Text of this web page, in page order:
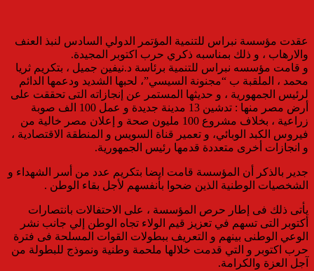
عقدت مؤسسة نبراس للتنمية المؤتمر الدولي السادس لنبذ العنف
والارهاب ، و ذلك بمناسبه ذكري حرب اكتوبر المجيدة.
و قامت مؤسسه نبراس للتنمية برئاسة د.نيفين جميل ، بتكريم ثريا
محمد ، الملقبة ب “مجنونة السيسي”، لحبها الشديد ودعمها الدائم
لرئيس الجمهورية ، و حديثها المستمر عن إنجازاته التى تحققت على
أرض مصر منها : تدشين 13 مدينة جديدة و عمل 100 الف صوبة
زراعية ، بخلاف مشروع 100 مليون صحة و إعلان مصر خالية من
فيروس الكبد الوبائي، و تعمير قناة السويس و المنطقة الاقتصادية ،
و انجازات أخرى متعددة قدمها رئيس الجمهورية.
جدير بالذكر أن المؤسسة قامت ايضا بتكريم عدد من أسر الشهداء و
الشخصيات الوطنية الذين ضحوا بأنفسهم لأجل بقاء الوطن .
يأتى ذلك فى إطار حرص المؤسسة ، على الاحتفالات بانتصارات
أكتوبر التى تسهم في تعزيز قيم الولاء تجاه الوطن إلي جانب نشر
الوعي الوطنى بينهم و التعريف ببطولات القوات المسلحة فى فترة
حرب اكتوبر و التي قدمت خلالها ملحمة وطنية ونموذج للبطولة من
آجل العزة والكرامة.